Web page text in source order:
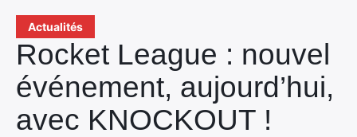
Actualités
Rocket League : nouvel
événement, aujourd’hui,
avec KNOCKOUT !